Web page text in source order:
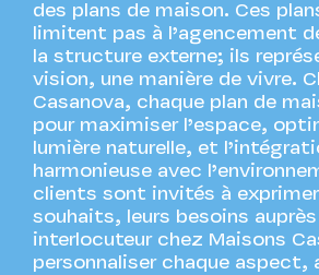
des plans de maison. Ces
limitent pas à l’agencement
la structure externe; ils
vision, une manière de vivre.
Casanova, chaque plan de
pour maximiser l’espace,
lumière naturelle, et
harmonieuse avec
clients sont invités à
souhaits, leurs besoins auprès
interlocuteur chez Maisons
personnaliser chaque aspect,